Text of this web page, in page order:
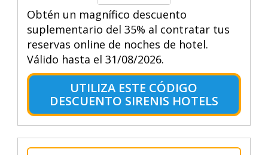
Obtén un magnífico descuento
suplementario del 35% al contratar tus
reservas online de noches de hotel.
Válido hasta el 31/08/2026.
UTILIZA ESTE CÓDIGO
DESCUENTO SIRENIS HOTELS